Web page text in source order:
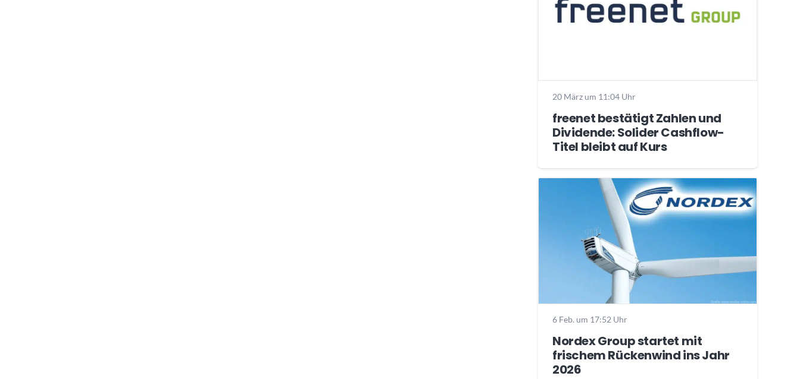
20 März um 11:04 Uhr
freenet bestätigt Zahlen und
Dividende: Solider Cashflow-
Titel bleibt auf Kurs
6 Feb. um 17:52 Uhr
Nordex Group startet mit
frischem Rückenwind ins Jahr
2026